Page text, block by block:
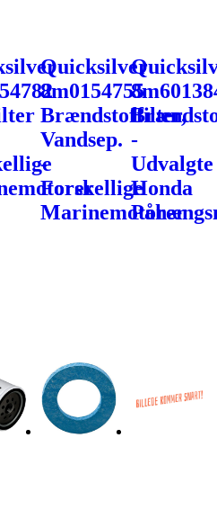
Quicksilver
8m0154755
Brændstoffilter,
Vandsep.
-
Forskellige
Marinemotorer
-
Udvalgte
Honda